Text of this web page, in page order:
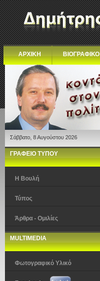
ΑΡΧΙΚΗ ΒΙΟΓΡΑΦΙΚΟ
Σάββατο, 8 Αυγούστου 2026
ΓΡΑΦΕΙΟ ΤΥΠΟΥ
Η Βουλή
Τύπος
Άρθρα - Ομιλίες
MULTIMEDIA
Φωτογραφικό Υλικό